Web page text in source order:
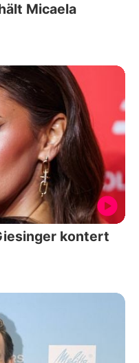
Micaela
kontert